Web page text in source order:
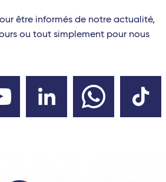
être informés de notre actualité,
ou tout simplement pour nous